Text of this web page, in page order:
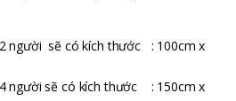
người sẽ có kích thước : 100cm x
người sẽ có kích thước : 150cm x